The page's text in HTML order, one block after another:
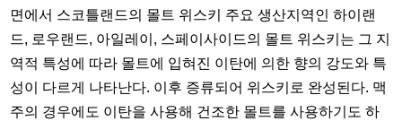
면에서 스코틀랜드의 몰트 위스키 주요 생산지역인 하이랜
드, 로우랜드, 아일레이, 스페이사이드의 몰트 위스키는 그 지
역적 특성에 따라 몰트에 입혀진 이탄에 의한 향의 강도와 특
성이 다르게 나타난다. 이후 증류되어 위스키로 완성된다. 맥
주의 경우에도 이탄을 사용해 건조한 몰트를 사용하기도 하